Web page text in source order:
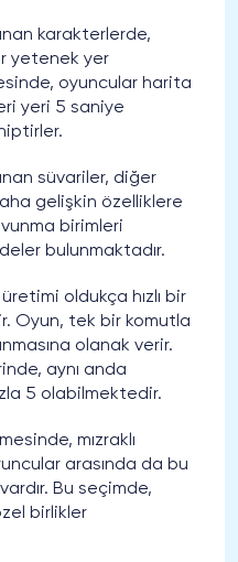
karakterlerde,
yetenek yer
oyuncular harita
yeri 5 saniye
süvariler, diğer
gelişkin özelliklere
birimleri
bulunmaktadır.
oldukça hızlı bir
Oyun, tek bir komutla
olanak verir.
aynı anda
5 olabilmektedir.
mızraklı
arasında da bu
Bu seçimde,
birlikler